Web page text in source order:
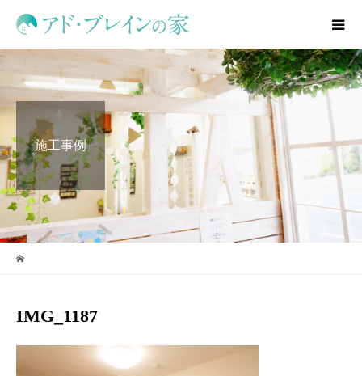
施工事例
IMG_1187